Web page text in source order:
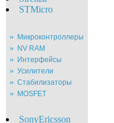
STMicro
Микроконтроллеры
NV RAM
Интерфейсы
Усилители
Стабилизаторы
MOSFET
SonyEricsson